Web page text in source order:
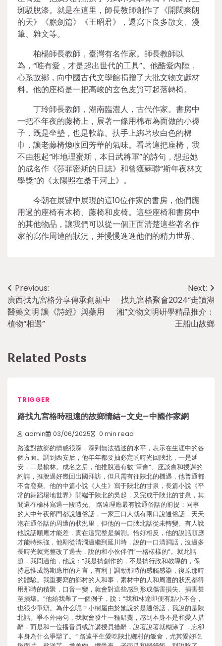
斑駁脫漆。就是在這里，師長教師創作了《開闊爽朗
的天》《膽劍篇》《王昭君》，還寫下良多散文、漫
筆、雜文等。
柏楊師長教師，臺灣有名作家。師長教師以
為，“唯有愛，才是超出世代的工具”。他酷愛內陸，
心系故鄉，向中國古代文學館捐贈了大批文物文獻材
料。他的座椅是一把高峻的玄色皮質可起落轉椅。
丁玲師長教師，湖南臨澧人，古代作家。書房中
一把不年夜的藤椅上，展著一條用棉布為面做的小褥
子，既是坐墊，也是軟靠。扶手上綁著玫白色的棉
巾，讓老藤椅煥收回芳華的氣味。看著這把座椅，我
不由想起“昨地理蜜斯，本日武將軍”的詩句，想起她
的成名作《莎菲密斯的日誌》和曾獲蘇聯“斯年夜林文
學獎”的《太陽照在桑干河上》。
今朝在展覽中展現的這10位作家的書房，他們應
用過的座椅有木椅、藤椅和皮椅。這些座椅和書房中
的其他物品，讓我們可以從一個正面清楚這些著名作
家的寫作周遭的狀況，并慢慢進進他們的精力世界。
Post
navigation
Previous:
廣西找九宮格分享傳承創新中
醫藥文明 讓《詩經》與藥用
植物“相遇”
Next:
找九宮格聚會2024“走讀湖
湘”文物文明研學精品推介：
王船山故鄉
Related Posts
TRIGGER
路找九宮格時租遠的故鄉情結–文史–中國作家網
admin 03/06/2025 0 min read
路遠對故鄉的情感很深，深到無法描述的水平，表示在生涯中的各
個方面。調到西安后，他年年都要抽必定的時光回陜北，一是延
安，二是榆林。成名之后，他推脫過有數“筆會”、座談會和授課的
約請，推脫過好幾回出國拜訪，但只需有往陜北的機遇，他普通都
不會廢棄。他的中篇小說《人生》寫于陜北的甘泉，長篇小說《平
常的舞蹈場地世界》開端于陜北的吳起，又完成于陜北的甘泉，其
間還在榆林寫過一段時光。 路遠理應最有說通俗話的前提：同事
的人中年夜部門都說通俗話，一家三口人就有兩口說通俗話，天天
泡在通俗話的周遭的狀況里，但他的一口陜北話從未轉變。有人說
他說話順應才能差，實在這完整是揣測。恰好相反，他的說話順應
才能特殊強，他剛從清澗過繼到延川時，說的一口清澗話，沒過多
長時光就完整改了過去，說的和小伙伴們“一格樣樣的”。就此話
題，我問過他，他說：“我是搞創作的，不是搞行政和教導的，保
持思惟成熟期應用的方言，有利于調動那時的感觸感染，復原那時
的體驗。我重要寫的鄉村的人和事，素材中的人和周遭的狀況都得
用那時的積聚，口音一變，就會對這些感到形成傷害損失、損害甚
至損壞。”他給我舉了一個例子，說：“我和林達即便有點小不合，
也很少爭辯。為什么呢？小樹屋由於她說的是通俗話，我說的是陜
北話。爭不外兩句，我就會發生一種錯覺，感到本身不是和愛人措
辭，而是和一位播音員或許講授員措辭，說著說著就糊涂了，忘卻
本身為什么爭辯了。” 路遠平生愛吃陜北鄉村的飯食，尤其愛好吃